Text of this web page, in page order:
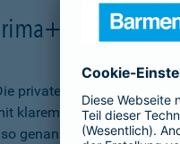
privaten Kranken-
klarem Bekenntnis
genannten